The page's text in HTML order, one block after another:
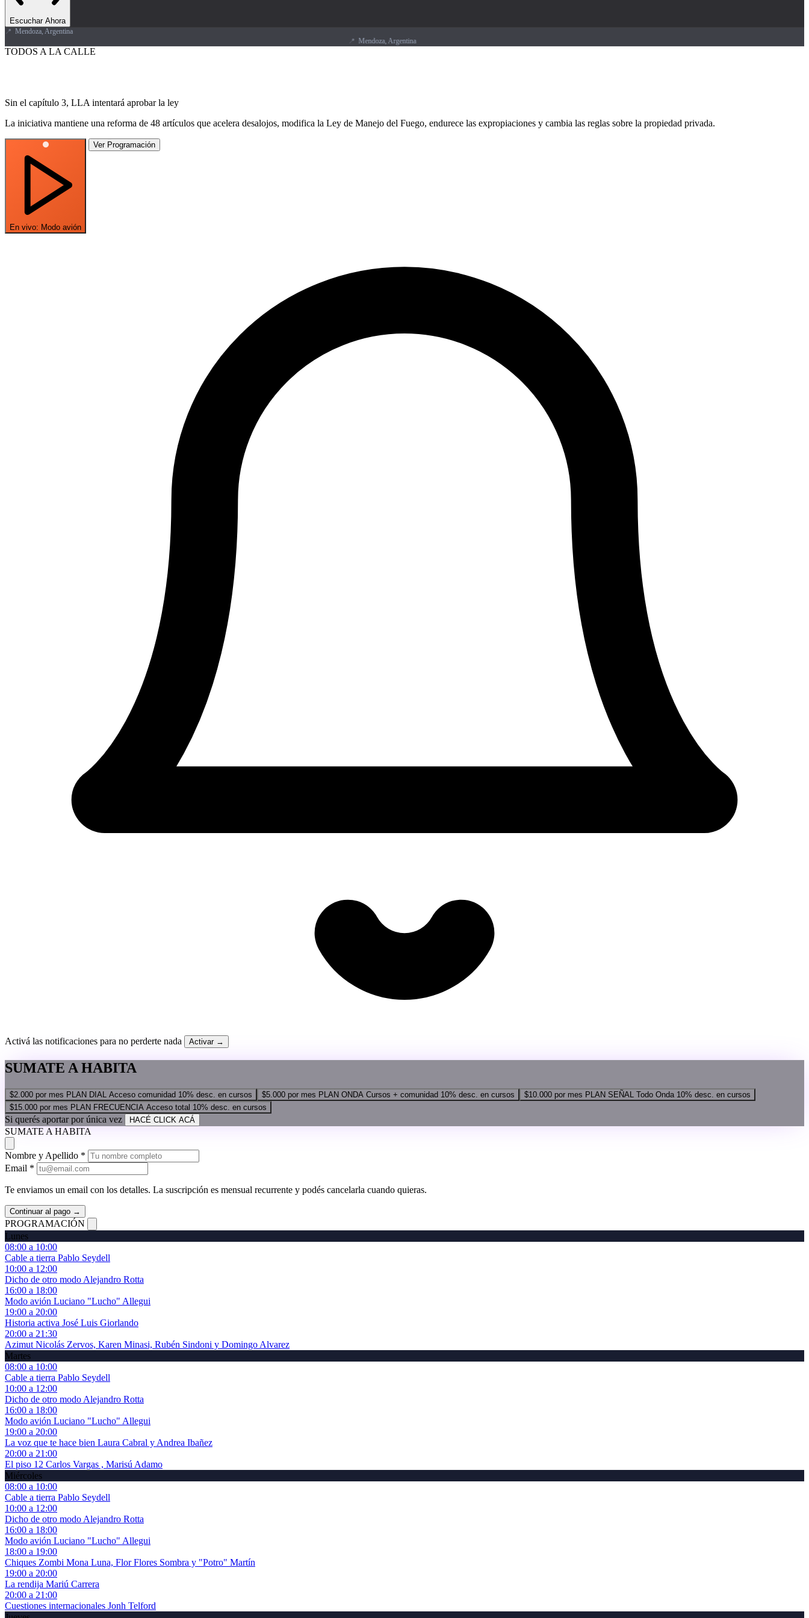
Escuchar Ahora
📍 Mendoza, Argentina
Mendoza, Argentina
TODOS A LA CALLE
Sin el capítulo 3, LLA intentará aprobar la ley
La iniciativa mantiene una reforma de 48 artículos que acelera desalojos, modifica la Ley de Manejo del Fuego, endurece las expropiaciones y cambia las reglas sobre la propiedad privada.
En vivo: Modo avión
Ver Programación
Activá las notificaciones para no perderte nada Activar →
SUMATE A HABITA
$2.000 por mes PLAN DIAL Acceso comunidad 10% desc. en cursos $5.000 por mes PLAN ONDA Cursos + comunidad 10% desc. en cursos $10.000 por mes PLAN SEÑAL Todo Onda 10% desc. en cursos
$15.000 por mes PLAN FRECUENCIA Acceso total 10% desc. en cursos
Si querés aportar por única vez HACÉ CLICK ACÁ
SUMATE A HABITA
Nombre y Apellido *
Email *
Te enviamos un email con los detalles. La suscripción es mensual recurrente y podés cancelarla cuando quieras.
Continuar al pago →
PROGRAMACIÓN
Lunes
08:00 a 10:00
Cable a tierra Pablo Seydell
10:00 a 12:00
Dicho de otro modo Alejandro Rotta
16:00 a 18:00
Modo avión Luciano "Lucho" Allegui
19:00 a 20:00
Historia activa José Luis Giorlando
20:00 a 21:30
Azimut Nicolás Zervos, Karen Minasi, Rubén Sindoni y Domingo Alvarez
Martes
08:00 a 10:00
Cable a tierra Pablo Seydell
10:00 a 12:00
Dicho de otro modo Alejandro Rotta
16:00 a 18:00
Modo avión Luciano "Lucho" Allegui
19:00 a 20:00
La voz que te hace bien Laura Cabral y Andrea Ibañez
20:00 a 21:00
El piso 12 Carlos Vargas , Marisú Adamo
Miércoles
08:00 a 10:00
Cable a tierra Pablo Seydell
10:00 a 12:00
Dicho de otro modo Alejandro Rotta
16:00 a 18:00
Modo avión Luciano "Lucho" Allegui
18:00 a 19:00
Chiques Zombi Mona Luna, Flor Flores Sombra y "Potro" Martín
19:00 a 20:00
La rendija Mariú Carrera
20:00 a 21:00
Cuestiones internacionales Jonh Telford